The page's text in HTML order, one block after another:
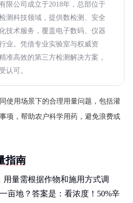
限公司成立于2018年，总部位于
测科技领域，提供数检测、安全
技术服务，覆盖电子数码、仪器
业。凭借专业实验室与权威资
准高效的第三方检测解决方案，
认可。
使用场景下的合理用量问题，包括灌
项，帮助农户科学用药，避免浪费或
指南
量需根据作物和施用方式调
亩地？答案是：看浓度！50%辛